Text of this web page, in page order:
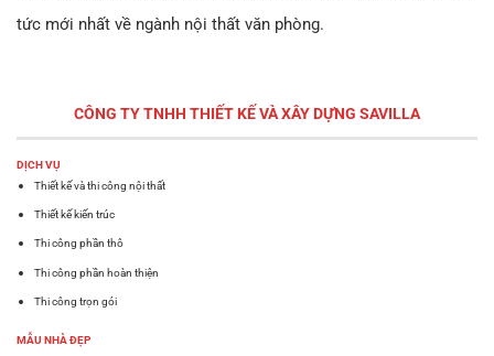
tức mới nhất về ngành nội thất văn phòng.
CÔNG TY TNHH THIẾT KẾ VÀ XÂY DỰNG SAVILLA
DỊCH VỤ
Thiết kế và thi công nội thất
Thiết kế kiến trúc
Thi công phần thô
Thi công phần hoàn thiện
Thi công trọn gói
MẪU NHÀ ĐẸP